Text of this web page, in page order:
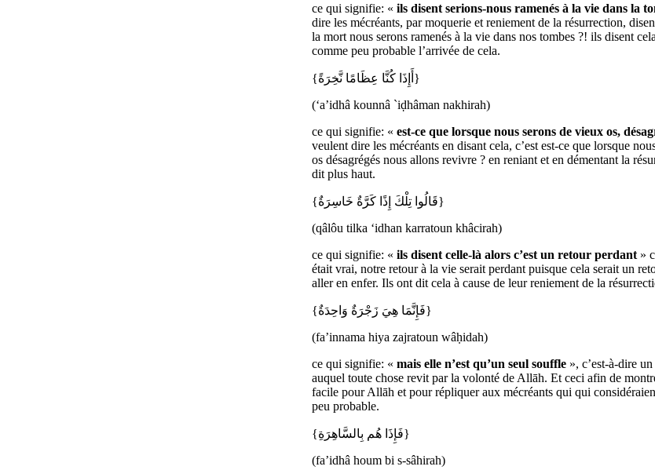
ce qui signifie: « ils disent serions-nous ramenés à la vie dans la
dire les mécréants, par moquerie et reniement de la résurrection,
la mort nous serons ramenés à la vie dans nos tombes ?! ils disent
comme peu probable l’arrivée de cela.
{أَإِذَا كُنَّا عِظَامًا نَّخِرَةً}
(‘a’idhâ kounnâ `iḍhâman nakhirah)
ce qui signifie: « est-ce que lorsque nous serons de vieux os,
veulent dire les mécréants en disant cela, c’est est-ce que lorsque
os désagrégés nous allons revivre ? en reniant et en démentant la
dit plus haut.
{قَالُوا تِلْكَ إِذًا كَرَّةٌ خَاسِرَةٌ}
(qâlôu tilka ‘idhan karratoun khâcirah)
ce qui signifie: « ils disent celle-là alors c’est un retour perdant »
était vrai, notre retour à la vie serait perdant puisque cela serait un
aller en enfer. Ils ont dit cela à cause de leur reniement de la
{فَإِنَّمَا هِيَ زَجْرَةٌ وَاحِدَةٌ}
(fa’innama hiya zajratoun wâḥidah)
ce qui signifie: « mais elle n’est qu’un seul souffle », c’est-à-dire
auquel toute chose revit par la volonté de Allāh. Et ceci afin de
facile pour Allāh et pour répliquer aux mécréants qui qui
peu probable.
{فَإِذَا هُم بِالسَّاهِرَةِ}
(fa’idhâ houm bi s-sâhirah)